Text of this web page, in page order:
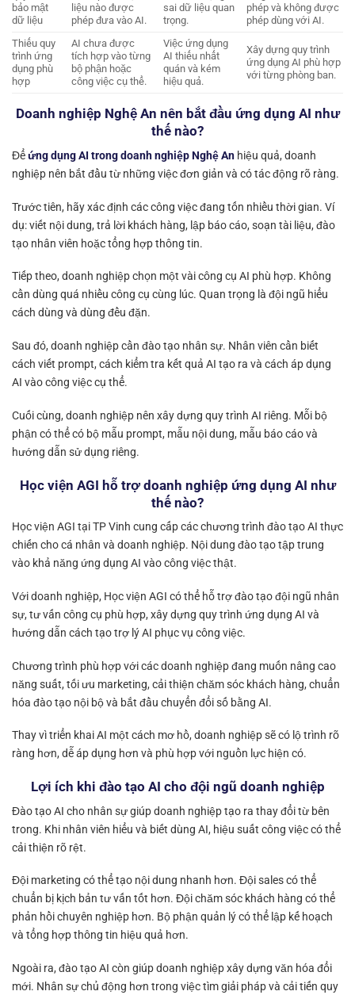
bảo mật
dữ liệu
liệu nào được
phép đưa vào AI.
sai dữ liệu quan
trọng.
phép và không được
phép dùng với AI.
Thiếu quy
trình ứng
dụng phù
hợp
AI chưa được
tích hợp vào từng
bộ phận hoặc
công việc cụ thể.
Việc ứng dụng
AI thiếu nhất
quán và kém
hiệu quả.
Xây dựng quy trình
ứng dụng AI phù hợp
với từng phòng ban.
Doanh nghiệp Nghệ An nên bắt đầu ứng dụng AI như
thế nào?
Đểứng dụng AI trong doanh nghiệp Nghệ An hiệu quả, doanh
nghiệp nên bắt đầu từ những việc đơn giản và có tác động rõ ràng.
Trước tiên, hãy xác định các công việc đang tốn nhiều thời gian. Ví
dụ: viết nội dung, trả lời khách hàng, lập báo cáo, soạn tài liệu, đào
tạo nhân viên hoặc tổng hợp thông tin.
Tiếp theo, doanh nghiệp chọn một vài công cụ AI phù hợp. Không
cần dùng quá nhiều công cụ cùng lúc. Quan trọng là đội ngũ hiểu
cách dùng và dùng đều đặn.
Sau đó, doanh nghiệp cần đào tạo nhân sự. Nhân viên cần biết
cách viết prompt, cách kiểm tra kết quả AI tạo ra và cách áp dụng
AI vào công việc cụ thể.
Cuối cùng, doanh nghiệp nên xây dựng quy trình AI riêng. Mỗi bộ
phận có thể có bộ mẫu prompt, mẫu nội dung, mẫu báo cáo và
hướng dẫn sử dụng riêng.
Học viện AGI hỗ trợ doanh nghiệp ứng dụng AI như
thế nào?
Học viện AGI tại TP Vinh cung cấp các chương trình đào tạo AI thực
chiến cho cá nhân và doanh nghiệp. Nội dung đào tạo tập trung
vào khả năng ứng dụng AI vào công việc thật.
Với doanh nghiệp, Học viện AGI có thể hỗ trợ đào tạo đội ngũ nhân
sự, tư vấn công cụ phù hợp, xây dựng quy trình ứng dụng AI và
hướng dẫn cách tạo trợ lý AI phục vụ công việc.
Chương trình phù hợp với các doanh nghiệp đang muốn nâng cao
năng suất, tối ưu marketing, cải thiện chăm sóc khách hàng, chuẩn
hóa đào tạo nội bộ và bắt đầu chuyển đổi số bằng AI.
Thay vì triển khai AI một cách mơ hồ, doanh nghiệp sẽ có lộ trình rõ
ràng hơn, dễ áp dụng hơn và phù hợp với nguồn lực hiện có.
Lợi ích khi đào tạo AI cho đội ngũ doanh nghiệp
Đào tạo AI cho nhân sự giúp doanh nghiệp tạo ra thay đổi từ bên
trong. Khi nhân viên hiểu và biết dùng AI, hiệu suất công việc có thể
cải thiện rõ rệt.
Đội marketing có thể tạo nội dung nhanh hơn. Đội sales có thể
chuẩn bị kịch bản tư vấn tốt hơn. Đội chăm sóc khách hàng có thể
phản hồi chuyên nghiệp hơn. Bộ phận quản lý có thể lập kế hoạch
và tổng hợp thông tin hiệu quả hơn.
Ngoài ra, đào tạo AI còn giúp doanh nghiệp xây dựng văn hóa đổi
mới. Nhân sự chủ động hơn trong việc tìm giải pháp và cải tiến quy